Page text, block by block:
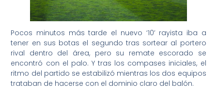
Pocos minutos más tarde el nuevo ‘10’ rayista iba a
tener en sus botas el segundo tras sortear al portero
rival dentro del área, pero su remate escorado se
encontró con el palo. Y tras los compases iniciales, el
ritmo del partido se estabilizó mientras los dos equipos
trataban de hacerse con el dominio claro del balón.